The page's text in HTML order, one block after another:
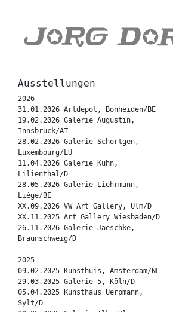
Ausstellungen
2026
31.01.2026 Artdepot, Bonheiden/BE
19.02.2026 Galerie Augustin,
Innsbruck/AT
28.02.2026 Galerie Schortgen,
Luxembourg/LU
11.04.2026 Galerie Kühn,
Lilienthal/D
28.05.2026 Galerie Liehrmann,
Liège/BE
XX.09.2026 VW Art Gallery, Ulm/D
XX.11.2025 Art Gallery Wiesbaden/D
26.11.2026 Galerie Jaeschke,
Braunschweig/D
2025
09.02.2025 Kunsthuis, Amsterdam/NL
29.03.2025 Galerie 5, Köln/D
05.04.2025 Kunsthaus Uerpmann,
Sylt/D